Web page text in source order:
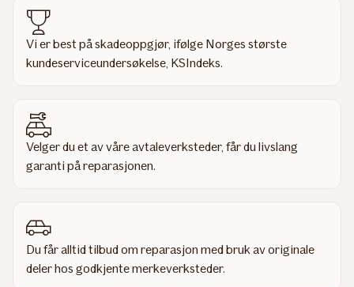
Vi er best på skadeoppgjør, ifølge Norges største
kundeserviceundersøkelse, KSIndeks.
Velger du et av våre avtaleverksteder, får du livslang
garanti på reparasjonen.
Du får alltid tilbud om reparasjon med bruk av originale
deler hos godkjente merkeverksteder.